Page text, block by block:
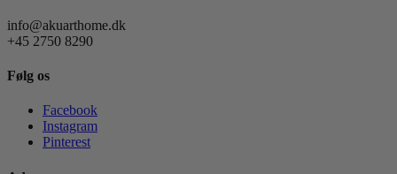
info@akuarthome.dk
+45 2750 8290
Følg os
Facebook
Instagram
Pinterest